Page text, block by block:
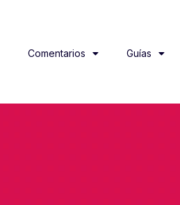
Comentarios Guías